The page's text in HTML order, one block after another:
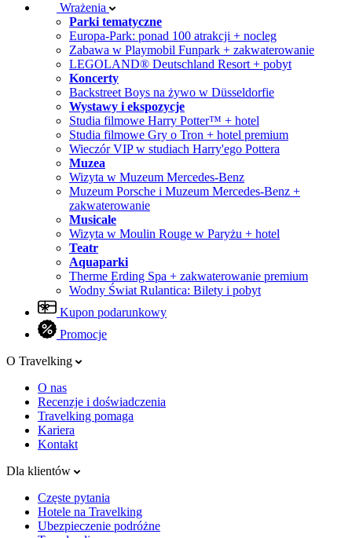
Wrażenia
Parki tematyczne
Europa-Park: ponad 100 atrakcji + nocleg
Zabawa w Playmobil Funpark + zakwaterowanie
LEGOLAND® Deutschland Resort + pobyt
Koncerty
Backstreet Boys na żywo w Düsseldorfie
Wystawy i ekspozycje
Studia filmowe Harry Potter™ + hotel
Studia filmowe Gry o Tron + hotel premium
Wieczór VIP w studiach Harry'ego Pottera
Muzea
Wizyta w Muzeum Mercedes-Benz
Muzeum Porsche i Muzeum Mercedes-Benz +
zakwaterowanie
Musicale
Wizyta w Moulin Rouge w Paryżu + hotel
Teatr
Aquaparki
Therme Erding Spa + zakwaterowanie premium
Wodny Świat Rulantica: Bilety i pobyt
Kupon podarunkowy
Promocje
O Travelking
O nas
Recenzje i doświadczenia
Travelking pomaga
Kariera
Kontakt
Dla klientów
Częste pytania
Hotele na Travelking
Ubezpieczenie podróżne